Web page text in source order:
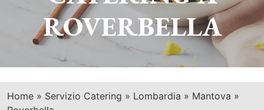
ROVERBELLA
Home » Servizio Catering » Lombardia » Mantova »